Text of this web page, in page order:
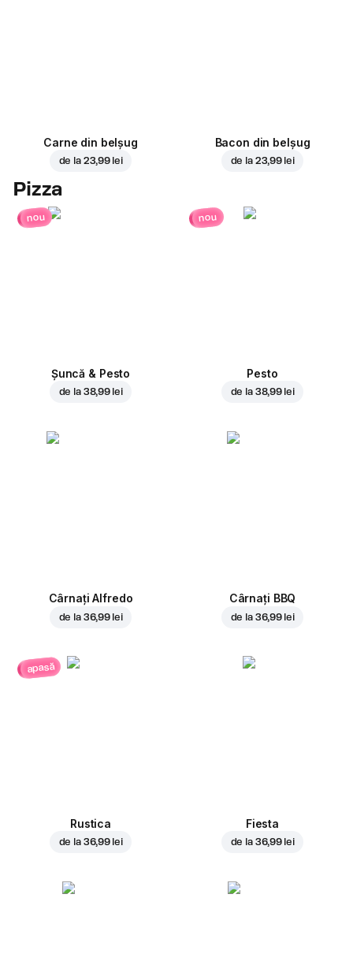
Carne din belșug
de la 23,99 lei
Bacon din belșug
de la 23,99 lei
Pizza
nou
Șuncă & Pesto
de la 38,99 lei
nou
Pesto
de la 38,99 lei
Cârnați Alfredo
de la 36,99 lei
Cârnați BBQ
de la 36,99 lei
apasă
Rustica
de la 36,99 lei
Fiesta
de la 36,99 lei